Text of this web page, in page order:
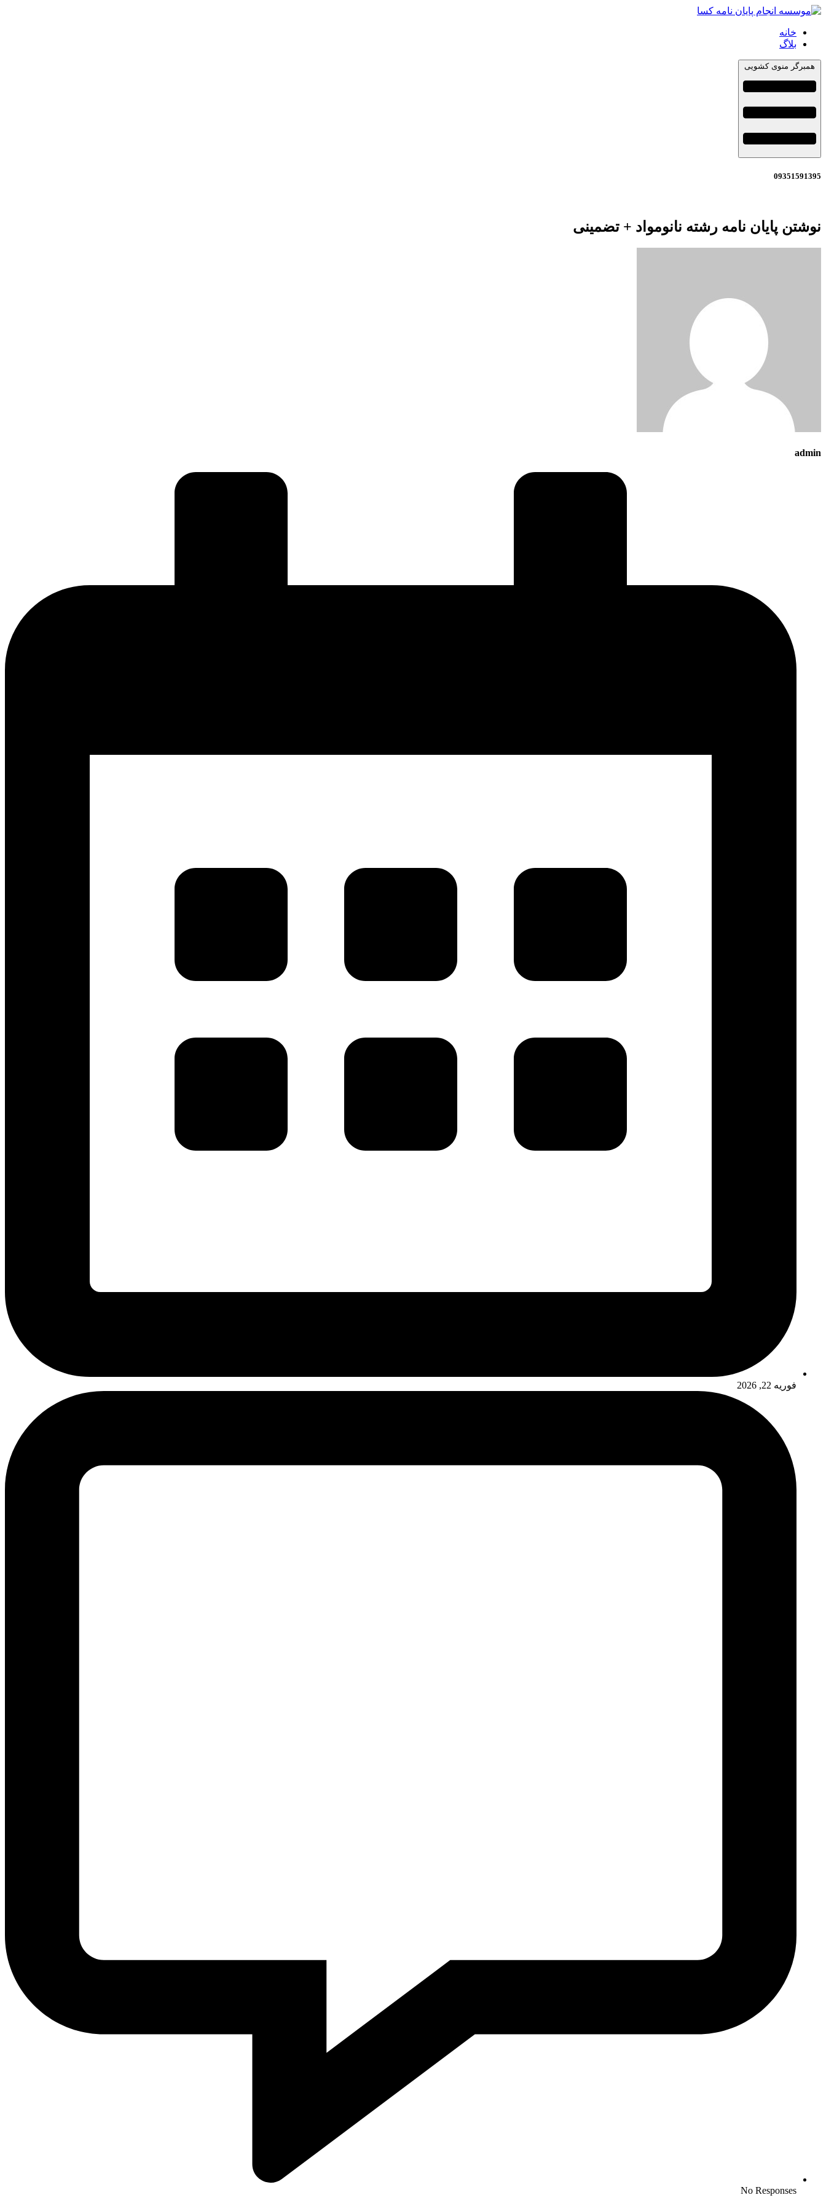
خانه
بلاگ
همبرگر منوی کشویی
09351591395
نوشتن پایان نامه رشته نانومواد + تضمینی
admin
فوریه 22, 2026
No Responses